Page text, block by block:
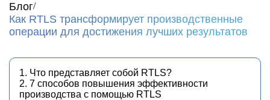
Блог
Как RTLS трансформирует производственные
операции для достижения лучших результатов
1. Что представляет собой RTLS?
2. 7 способов повышения эффективности
производства с помощью RTLS